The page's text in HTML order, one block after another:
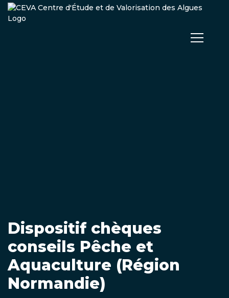
Dispositif chèques
conseils Pêche et
Aquaculture (Région
Normandie)